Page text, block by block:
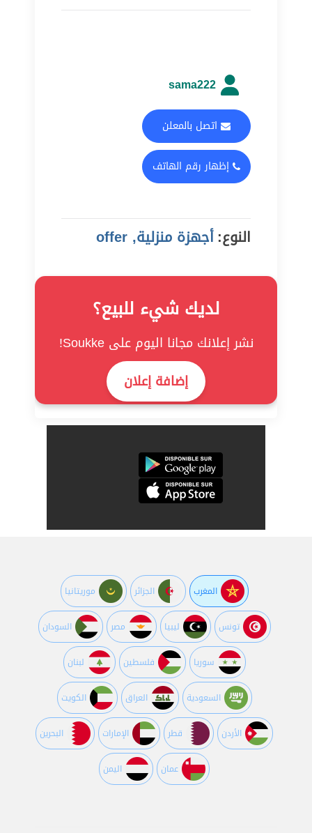
sama222
اتصل بالمعلن
إظهار رقم الهاتف
النوع:أجهزة منزلية, offer
لديك شيء للبيع؟
نشر إعلانك مجانا اليوم على Soukke!
إضافة إعلان
المغرب الجزائر موريتانيا
تونس ليبيا مصر السودان
سوريا فلسطين لبنان
السعودية العراق الكويت
اﻷردن قطر اﻹمارات البحرين
عمان اليمن